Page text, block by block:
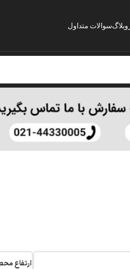
وبلاگسوالات متداول
ارتفاع